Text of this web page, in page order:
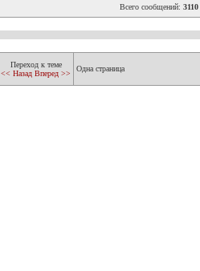
Всего сообщений: 3110
Переход к теме
<< Назад Вперед >>
Одна страница